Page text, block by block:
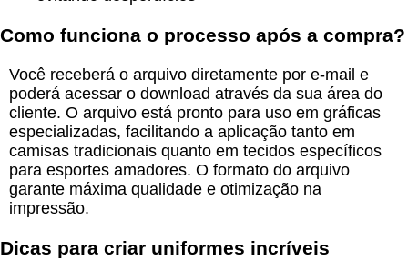
Como funciona o processo após a compra?
Você receberá o arquivo diretamente por e-mail e
poderá acessar o download através da sua área do
cliente. O arquivo está pronto para uso em gráficas
especializadas, facilitando a aplicação tanto em
camisas tradicionais quanto em tecidos específicos
para esportes amadores. O formato do arquivo
garante máxima qualidade e otimização na
impressão.
Dicas para criar uniformes incríveis